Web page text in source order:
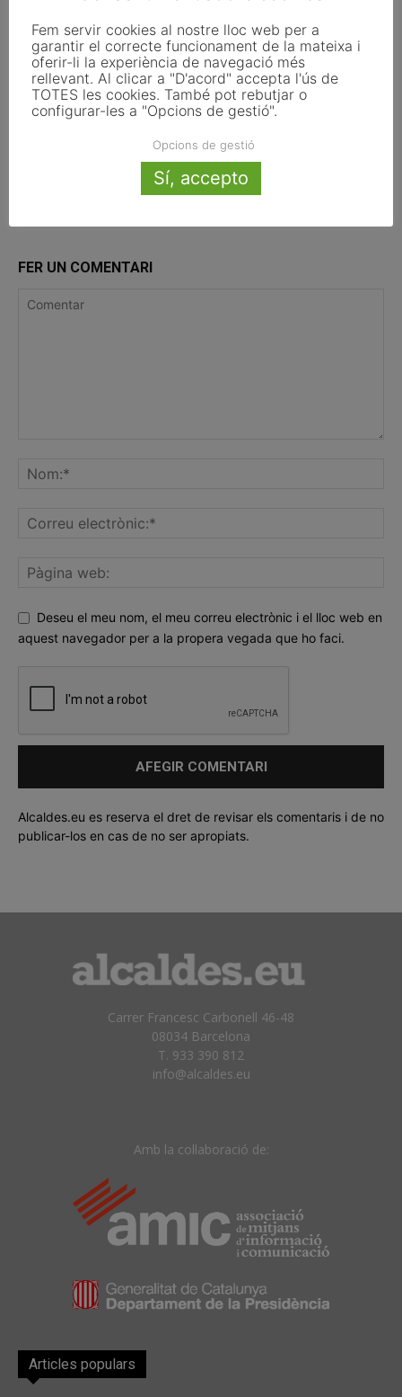
Pals reclama revisar el decret dels
habitatges d’ús turístic per preservar
l’autonomia municipal
La UE activa les primeres obligacions
de transparència de la Llei d’IA que
afecten els ajuntaments
FER UN COMENTARI
Deseu el meu nom, el meu correu electrònic i el lloc web en
aquest navegador per a la propera vegada que ho faci.
Alcaldes.eu es reserva el dret de revisar els comentaris i de no
publicar-los en cas de no ser apropiats.
Carrer Francesc Carbonell 46-48
08034 Barcelona
T. 933 390 812
info@alcaldes.eu
Amb la col·laboració de:
Articles populars
Fem servir cookies al nostre lloc web per a
garantir el correcte funcionament de la mateixa i
oferir-li la experiència de navegació més
rellevant. Al clicar a "D'acord" accepta l'ús de
TOTES les cookies. També pot rebutjar o
configurar-les a "Opcions de gestió".
Opcions de gestió
Sí, accepto